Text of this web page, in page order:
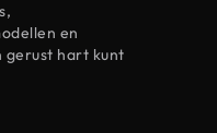
en
gerust hart kunt